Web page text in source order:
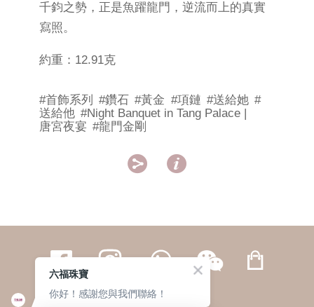
千鈞之勢，正是魚躍龍門，逆流而上的真實
寫照。
約重：12.91克
#首飾系列 #鑽石 #黃金 #項鏈 #送給她 #
送給他 #Night Banquet in Tang Palace |
唐宮夜宴 #龍門金剛
 
繁體 | 簡体
六福珠寶
你好！感謝您與我們聯絡！